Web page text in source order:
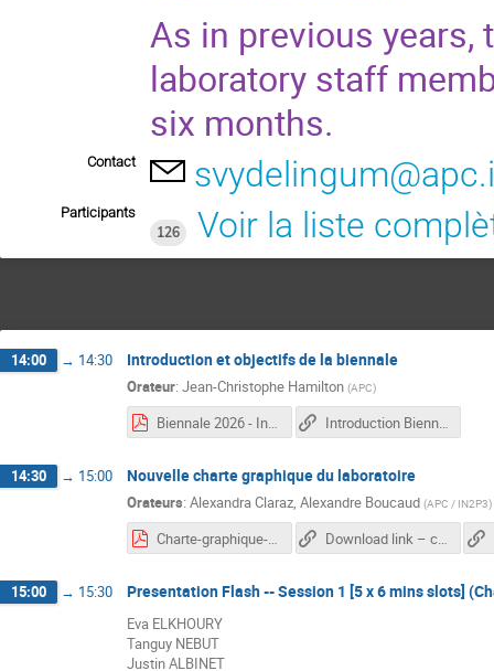
As in previous years,
laboratory staff
six months.
Contact
Participants
126
Voir la liste
14:00 → 14:30 Introduction et objectifs de la biennale
Orateur: Jean-Christophe Hamilton (APC)
Biennale 2026 - Introduction.pdf Introduction Biennale
14:30 → 15:00 Nouvelle charte graphique du laboratoire
Orateurs: Alexandra Claraz, Alexandre Boucaud (APC / IN2P3)
Charte-graphique-APC-Alexandra-Claraz.pdf Download link – charte / logos / templates
15:00 → 15:30 Presentation Flash -- Session 1 [5 x 6 mins slots]
Eva ELKHOURY
Tanguy NEBUT
Justin ALBINET